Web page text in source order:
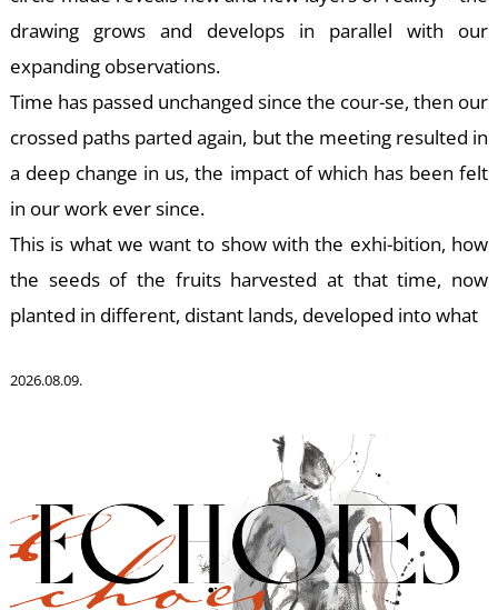
drawing grows and develops in parallel with our
expanding observations.
Time has passed unchanged since the cour-se, then our
crossed paths parted again, but the meeting resulted in
a deep change in us, the impact of which has been felt
in our work ever since.
This is what we want to show with the exhi-bition, how
the seeds of the fruits harvested at that time, now
planted in different, distant lands, developed into what
2026.08.09.